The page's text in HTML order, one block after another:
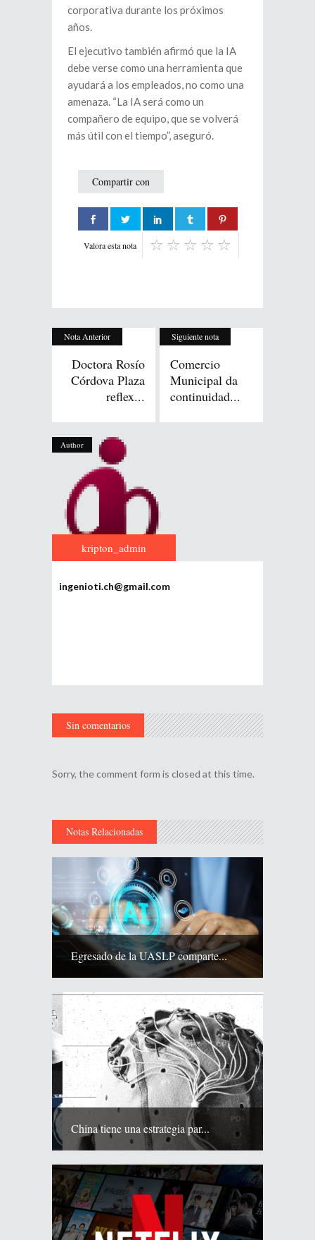
corporativa durante los próximos
años.
El ejecutivo también afirmó que la IA
debe verse como una herramienta que
ayudará a los empleados, no como una
amenaza. “La IA será como un
compañero de equipo, que se volverá
más útil con el tiempo”, aseguró.
Compartir con
Valora esta nota
Nota Anterior
Doctora Rosío
Córdova Plaza
reflex...
Siguiente nota
Comercio
Municipal da
continuidad...
Author
kripton_admin
ingenioti.ch@gmail.com
Sin comentarios
Sorry, the comment form is closed at this time.
Notas Relacionadas
Egresado de la UASLP comparte...
China tiene una estrategia par...